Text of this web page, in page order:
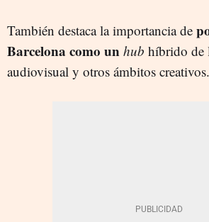
También destaca la importancia de
Barcelona como un hub híbrido de
audiovisual y otros ámbitos creativos.